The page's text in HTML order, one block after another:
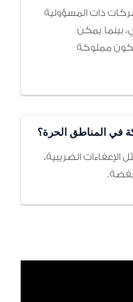
ذات المسؤولية
بينما يمكن
مملوكة
في المناطق الحرة؟
الإعفاءات الضريبية،